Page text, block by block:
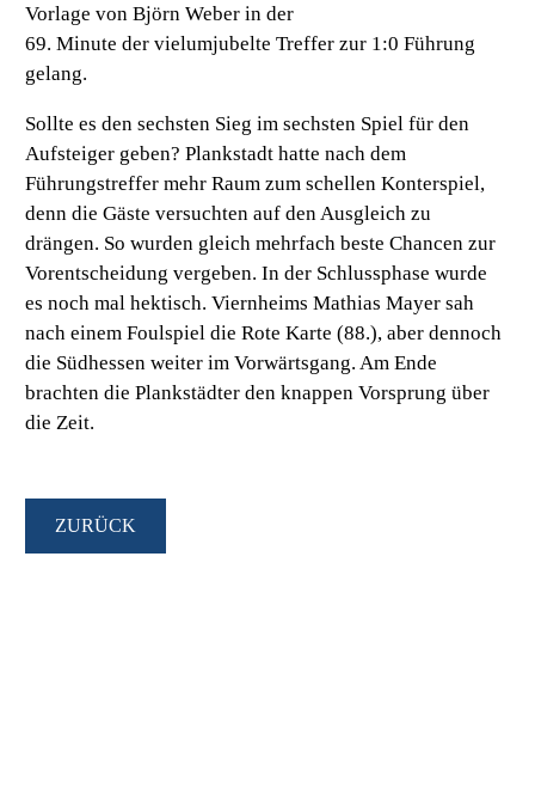
Vorlage von Björn Weber in der
69. Minute der vielumjubelte Treffer zur 1:0 Führung
gelang.
Sollte es den sechsten Sieg im sechsten Spiel für den
Aufsteiger geben? Plankstadt hatte nach dem
Führungstreffer mehr Raum zum schellen Konterspiel,
denn die Gäste versuchten auf den Ausgleich zu
drängen. So wurden gleich mehrfach beste Chancen zur
Vorentscheidung vergeben. In der Schlussphase wurde
es noch mal hektisch. Viernheims Mathias Mayer sah
nach einem Foulspiel die Rote Karte (88.), aber dennoch
die Südhessen weiter im Vorwärtsgang. Am Ende
brachten die Plankstädter den knappen Vorsprung über
die Zeit.
ZURÜCK